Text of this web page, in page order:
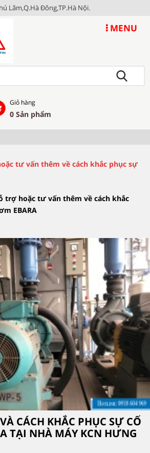
Lãm,Q.Hà Đông,TP.Hà Nội.
MENU
Giỏ hàng
0 Sản phẩm
tư vấn thêm về cách khắc phục sự
trợ hoặc tư vấn thêm về cách khắc
EBARA
CÁCH KHẮC PHỤC SỰ CỐ
TẠI NHÀ MÁY KCN HƯNG